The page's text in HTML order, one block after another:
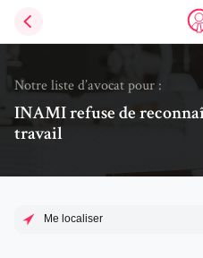
Notre liste d’avocat pour :
INAMI refuse de
travail
Me localiser